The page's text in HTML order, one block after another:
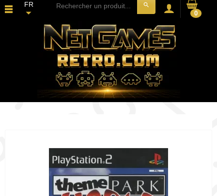
FR
search
0